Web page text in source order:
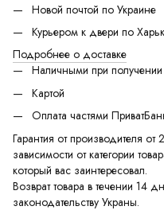
Новой почтой по Украине
Курьером к двери по
Подробнее о доставке
Наличными при
Картой
Оплата частями
Гарантия от производителя
зависимости от категории
который вас заинтересовал.
Возврат товара в течении 14
законодательству Украны.